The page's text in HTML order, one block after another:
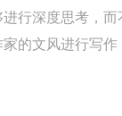
行深度思考，
的文风进行写